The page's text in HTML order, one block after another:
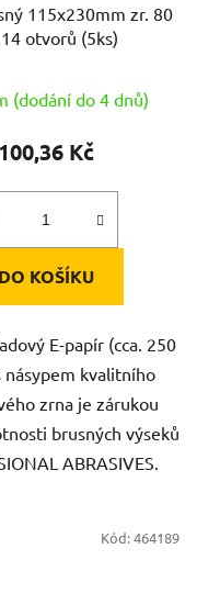
115x230mm zr. 80
14 otvorů (5ks)
(dodání do 4 dnů)
100,36 Kč
DO KOŠÍKU
E-papír (cca. 250
násypem kvalitního
zrna je zárukou
brusných výseků
ABRASIVES.
Kód:464189